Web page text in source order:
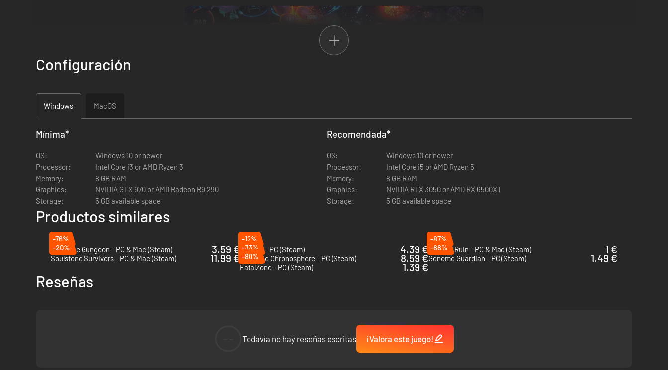
Upgrade weapons, stack items, mix and match to wipe out hordes. Oh, extra allies or sparkly power-ups? Just max out some weapon classes.
in case of chaos. Wanna challenge yourself? Call more hordes. Leading the difficulty? Drop by
Configuración
Windows MacOS
Mínima*
OS:
Windows 10 or newer
Processor:
Intel Core i3 or AMD Ryzen 3
Memory:
8 GB RAM
Graphics:
NVIDIA GTX 970 or AMD Radeon R9 290
Storage:
5 GB available space
Recomendada*
OS:
Windows 10 or newer
Processor:
Intel Core i5 or AMD Ryzen 5
Memory:
8 GB RAM
Graphics:
NVIDIA RTX 3050 or AMD RX 6500XT
Storage:
5 GB available space
Productos similares
-76%
Enter the Gungeon - PC & Mac (Steam)
3.59 €
-12%
Brotato - PC (Steam)
4.39 €
-87%
Army of Ruin - PC & Mac (Steam)
1 €
-20%
Soulstone Survivors - PC & Mac (Steam)
11.99 €
-33%
Enter the Chronosphere - PC (Steam)
8.59 €
-88%
Genome Guardian - PC (Steam)
1.49 €
-80%
FatalZone - PC (Steam)
1.39 €
Reseñas
Todavía no hay reseñas escritas ¡Valora este juego!